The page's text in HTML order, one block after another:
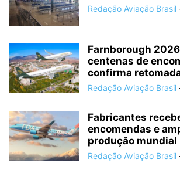
Redação Aviação Brasil
Farnborough
centenas de
confirma
Redação Aviação Brasil
Fabricantes
encomendas e
produção mundial
Redação Aviação Brasil